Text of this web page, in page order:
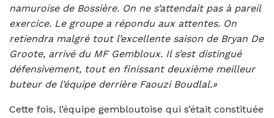
namuroise de Bossière. On ne s’attendait pas à pareil
exercice. Le groupe a répondu aux attentes. On
retiendra malgré tout l’excellente saison de Bryan De
Groote, arrivé du MF Gembloux. Il s’est distingué
défensivement, tout en finissant deuxième meilleur
buteur de l’équipe derrière Faouzi Boudlal.»
Cette fois, l’équipe gembloutoise qui s’était constituée